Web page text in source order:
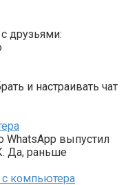
друзьями:
и настраивать чат
WhatsApp выпустил
Да, раньше
с компьютера